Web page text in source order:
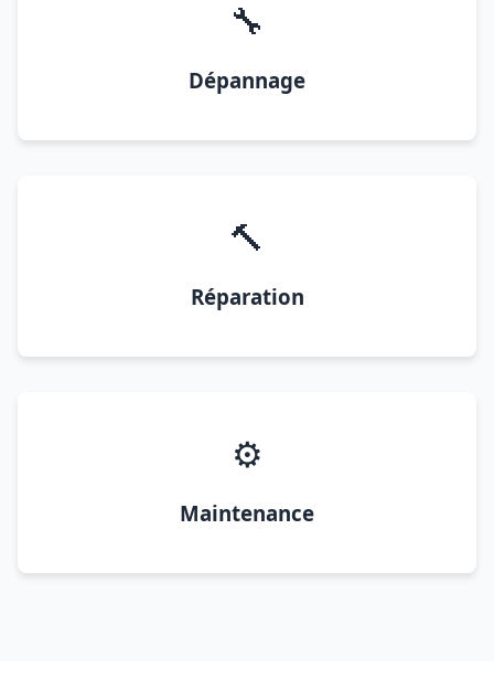
🔧
Dépannage
🔨
Réparation
⚙️
Maintenance